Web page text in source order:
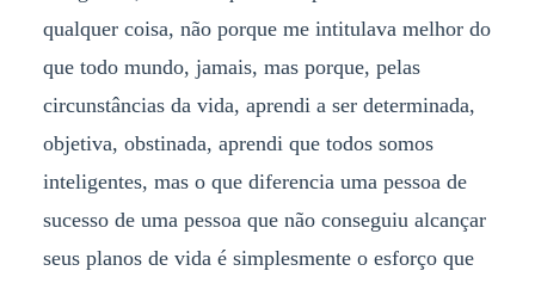
qualquer coisa, não porque me intitulava melhor do
que todo mundo, jamais, mas porque, pelas
circunstâncias da vida, aprendi a ser determinada,
objetiva, obstinada, aprendi que todos somos
inteligentes, mas o que diferencia uma pessoa de
sucesso de uma pessoa que não conseguiu alcançar
seus planos de vida é simplesmente o esforço que